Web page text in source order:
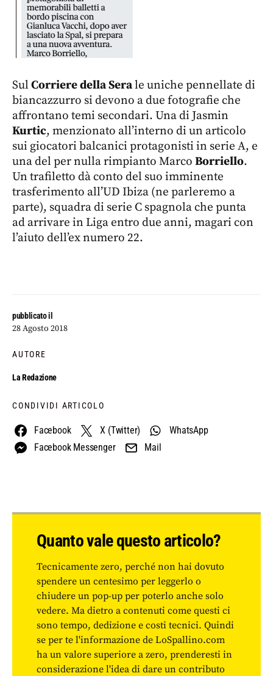
pubblicato il
28 Agosto 2018
AUTORE
La Redazione
CONDIVIDI ARTICOLO
Facebook X (Twitter)
WhatsApp
Facebook Messenger
Mail
SulCorriere della Serale uniche pennellate di
biancazzurro si devono a due fotografie che
affrontano temi secondari. Una di Jasmin
Kurtic, menzionato all’interno di un articolo
sui giocatori balcanici protagonisti in serie A, e
una del per nulla rimpianto Marco Borriello.
Un trafiletto dà conto del suo imminente
trasferimento all’UD Ibiza (ne parleremo a
parte), squadra di serie C spagnola che punta
ad arrivare in Liga entro due anni, magari con
l’aiuto dell’ex numero 22.
Quanto vale questo articolo?
Tecnicamente zero, perché non hai dovuto
spendere un centesimo per leggerlo o
chiudere un pop-up per poterlo anche solo
vedere. Ma dietro a contenuti come questi ci
sono tempo, dedizione e costi tecnici. Quindi
se per te l'informazione de LoSpallino.com
ha un valore superiore a zero, prenderesti in
considerazione l'idea di dare un contributo